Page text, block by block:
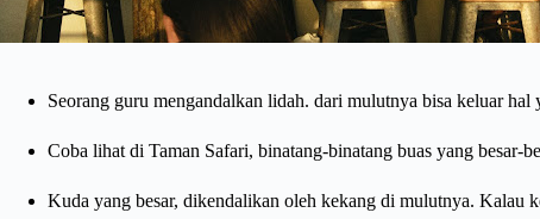
Seorang guru mengandalkan lidah. dari mulutnya bisa keluar
Coba lihat di Taman Safari, binatang-binatang buas yang besar-
Kuda yang besar, dikendalikan oleh kekang di mulutnya. Kalau